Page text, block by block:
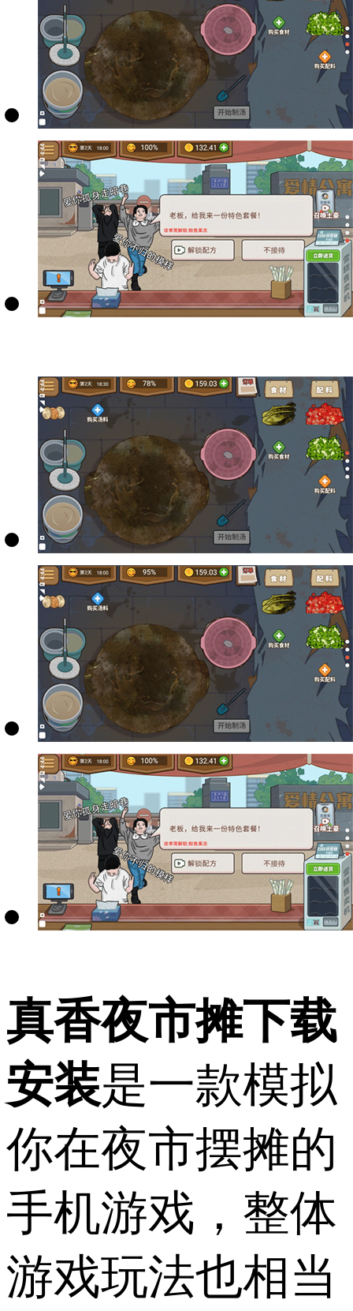
真香夜市摊下载
安装是一款模拟
你在夜市摆摊的
手机游戏，整体
游戏玩法也相当